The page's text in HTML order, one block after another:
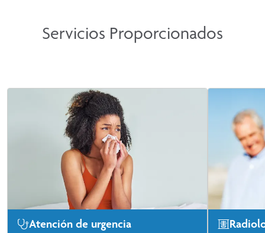
Servicios Proporcionados
Atención de urgencia